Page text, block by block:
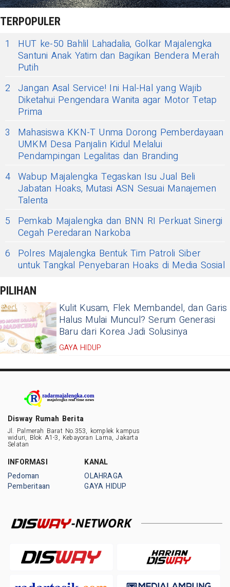
TERPOPULER
1
HUT ke-50 Bahlil Lahadalia, Golkar Majalengka
Santuni Anak Yatim dan Bagikan Bendera Merah
Putih
2 Jangan Asal Service! Ini Hal-Hal yang Wajib
Diketahui Pengendara Wanita agar Motor Tetap
Prima
3
Mahasiswa KKN-T Unma Dorong Pemberdayaan
UMKM Desa Panjalin Kidul Melalui
Pendampingan Legalitas dan Branding
4 Wabup Majalengka Tegaskan Isu Jual Beli
Jabatan Hoaks, Mutasi ASN Sesuai Manajemen
Talenta
5
Pemkab Majalengka dan BNN RI Perkuat Sinergi
Cegah Peredaran Narkoba
6
Polres Majalengka Bentuk Tim Patroli Siber
untuk Tangkal Penyebaran Hoaks di Media Sosial
PILIHAN
Kulit Kusam, Flek Membandel, dan Garis
Halus Mulai Muncul? Serum Generasi
Baru dari Korea Jadi Solusinya
GAYA HIDUP
Disway Rumah Berita
Jl. Palmerah Barat No.353, komplek kampus
widuri, Blok A1-3, Kebayoran Lama, Jakarta
Selatan
INFORMASI
Pedoman
Pemberitaan
KANAL
OLAHRAGA
GAYA HIDUP